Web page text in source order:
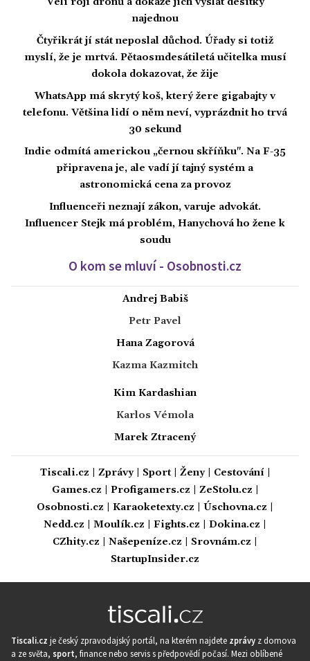
najednou
Čtyřikrát jí stát neposlal důchod. Úřady si totiž
myslí, že je mrtvá. Pětaosmdesátiletá učitelka musí
dokola dokazovat, že žije
WhatsApp má skrytý koš, který žere gigabajty v
telefonu. Většina lidí o něm neví, vyprázdnit ho trvá
30 sekund
Indie odmítá americkou „černou skříňku". Na F-35
připravena je, ale vadí jí tajný systém a
astronomická cena za provoz
Influenceři neznají zákon, varuje advokát.
Influencer Stejk má problém, Hanychová ho žene k
soudu
O kom se mluví - Osobnosti.cz
Andrej Babiš
Petr Pavel
Hana Zagorová
Kazma Kazmitch
Kim Kardashian
Karlos Vémola
Marek Ztracený
Tiscali.cz Zprávy| Sport| Ženy| Cestování|
Games.cz
Profigamers.cz ZeStolu.cz
Osobnosti.cz
Karaoketexty.cz Úschovna.cz
Nedd.cz
Moulík.cz Fights.cz Dokina.cz
CZhity.cz
Našepeníze.cz Srovnám.cz
StartupInsider.cz
Tiscali.cz je český zpravodajský portál, na kterém najdete zprávy z domova
a ze světa, sport, finance nebo servis s předpovědí počasí. Mezi oblíbené